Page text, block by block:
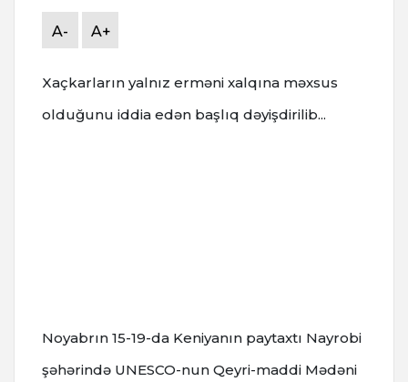
A- A+
Xaçkarların yalnız erməni xalqına məxsus
olduğunu iddia edən başlıq dəyişdirilib...
Noyabrın 15-19-da Keniyanın paytaxtı Nayrobi
şəhərində UNESCO-nun Qeyri-maddi Mədəni